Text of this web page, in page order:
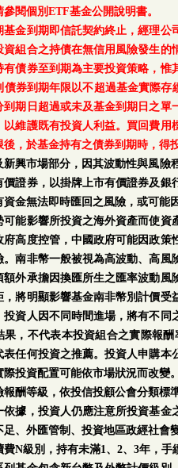
參閱個別ETF基金公開說明書。
基金到期即信託契約終止，經理
資組合之持債在無信用風險發生
有債券至到期為主要投資策略，
債券到期年限以不超過基金實際
到期日超過或未及基金到期日之
以維護既有投資人利益。買回費
後，於基金持有之債券到期時，得
新興市場部分，因其波動性與風險
價證券，以掛牌上市有價證券及
資金無法即時匯回之風險，或可能
可能影響所投資之海外資產而使
府高度控管，中國政府可能因政
。南非幣一般被視為高波動、高
額外承擔因換匯所生之匯率波動
，將明顯影響基金南非幣別計價
投資人因不同時間進場，將有不
果，不代表本投資組合之實際報
表任何投資之推薦。投資人申購
際投資配置可能依市場狀況而改變
報酬等級，依投信投顧公會分類標
依據，投資人仍應注意所投資基
足、外匯管制、投資地區政經社會
費N級別，持有未滿1、2、3年，